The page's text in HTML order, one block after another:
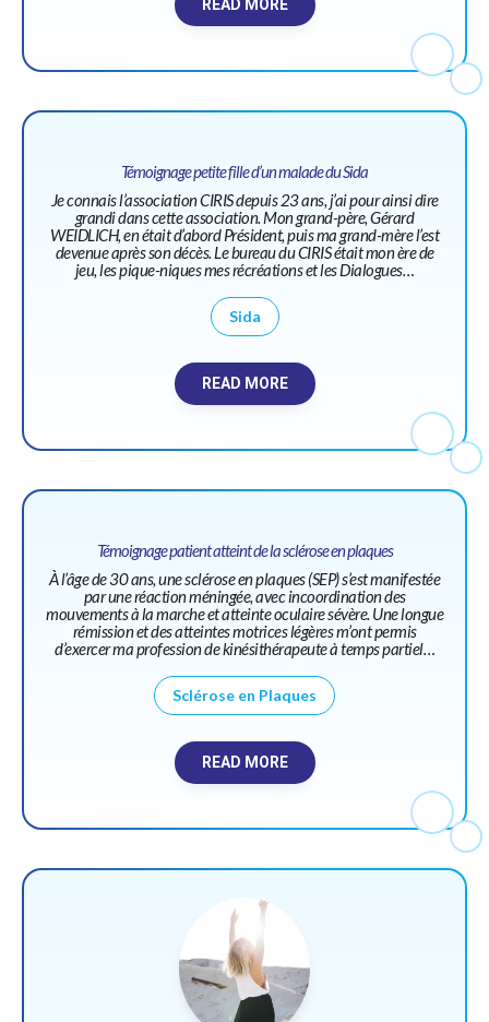
READ MORE
Témoignage petite fille d’un malade du Sida
Je connais l’association CIRIS depuis 23 ans, j’ai pour ainsi dire
grandi dans cette association. Mon grand-père, Gérard
WEIDLICH, en était d’abord Président, puis ma grand-mère l’est
devenue après son décès. Le bureau du CIRIS était mon ère de
jeu, les pique-niques mes récréations et les Dialogues…
Sida
READ MORE
Témoignage patient atteint de la sclérose en plaques
À l’âge de 30 ans, une sclérose en plaques (SEP) s’est manifestée
par une réaction méningée, avec incoordination des
mouvements à la marche et atteinte oculaire sévère. Une longue
rémission et des atteintes motrices légères m’ont permis
d’exercer ma profession de kinésithérapeute à temps partiel…
Sclérose en Plaques
READ MORE